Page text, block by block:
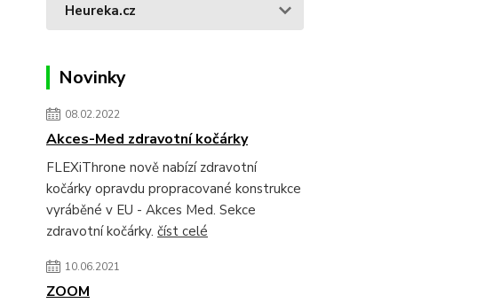
Heureka.cz
Novinky
08.02.2022
Akces-Med zdravotní kočárky
FLEXiThrone nově nabízí zdravotní
kočárky opravdu propracované konstrukce
vyráběné v EU - Akces Med. Sekce
zdravotní kočárky. číst celé
10.06.2021
ZOOM